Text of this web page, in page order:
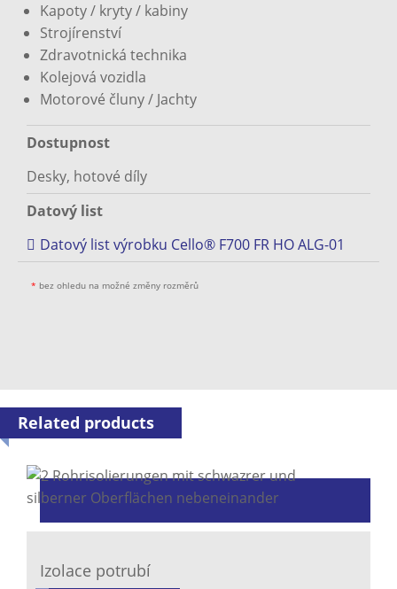
Kapoty / kryty / kabiny
Strojírenství
Zdravotnická technika
Kolejová vozidla
Motorové čluny / Jachty
Dostupnost
Desky, hotové díly
Datový list
Datový list výrobku Cello® F700 FR HO ALG-01
* bez ohledu na možné změny rozměrů
Related products
Izolace potrubí